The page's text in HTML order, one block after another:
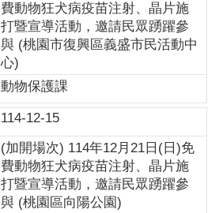
費動物狂犬病疫苗注射、晶片施
打暨宣導活動，邀請民眾踴躍參
與 (桃園市復興區義盛市民活動中
心)
動物保護課
114-12-15
(加開場次) 114年12月21日(日)免
費動物狂犬病疫苗注射、晶片施
打暨宣導活動，邀請民眾踴躍參
與 (桃園區向陽公園)